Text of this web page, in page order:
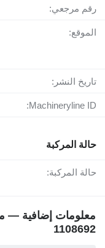
رقم مرجعي:
الموقع:
تاريخ النشر:
Machineryline ID:
حالة المركبة
حالة المركبة:
1108692